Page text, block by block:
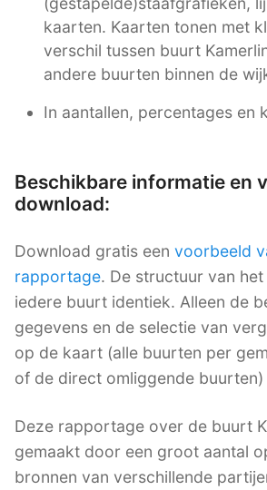
kaarten. Kaarten tonen met
verschil tussen buurt
andere buurten binnen de
In aantallen, percentages en
Beschikbare informatie en
download:
Download gratis een voorbeeld
rapportage. De structuur van
iedere buurt identiek. Alleen de
gegevens en de selectie van
op de kaart (alle buurten per
of de direct omliggende buurten)
Deze rapportage over de buurt
gemaakt door een groot aantal
bronnen van verschillende